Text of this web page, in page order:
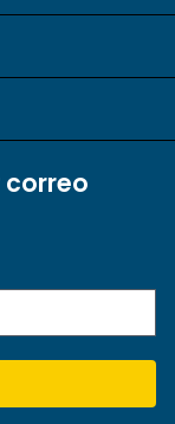
correo